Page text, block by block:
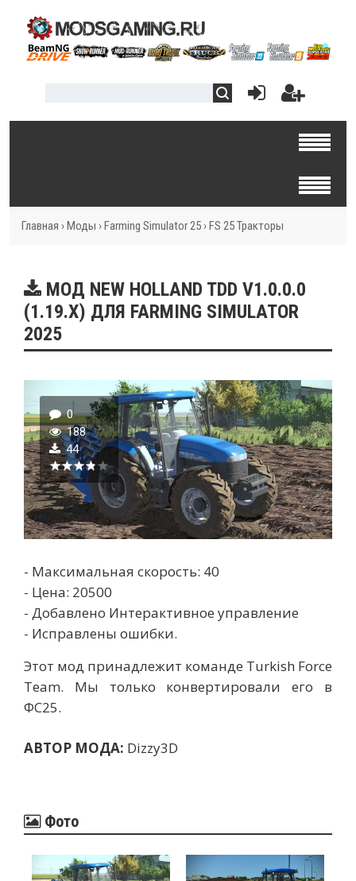
Главная › Моды › Farming Simulator 25 › FS 25 Тракторы
МОД NEW HOLLAND TDD V1.0.0.0
(1.19.X) ДЛЯ FARMING SIMULATOR
2025
0
188
44
- Максимальная скорость: 40
- Цена: 20500
- Добавлено Интерактивное управление
- Исправлены ошибки.
Этот мод принадлежит команде Turkish Force
Team. Мы только конвертировали его в
ФС25.
АВТОР МОДА: Dizzy3D
Фото